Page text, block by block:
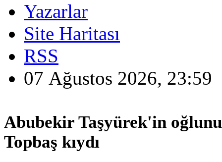
Yazarlar
Site Haritası
RSS
07 Ağustos 2026, 23:59
Abubekir Taşyürek'in
Topbaş kıydı